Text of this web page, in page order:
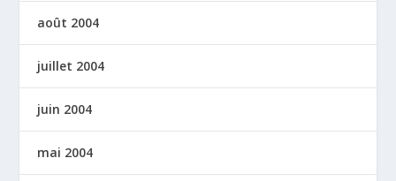
août 2004
juillet 2004
juin 2004
mai 2004